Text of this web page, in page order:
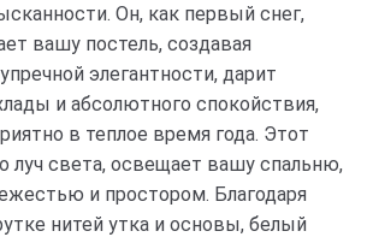
Он, как первый снег,
вашу постель, создавая
элегантности, дарит
и абсолютного спокойствия,
в теплое время года. Этот
луч света, освещает вашу спальню,
и простором. Благодаря
нитей утка и основы, белый